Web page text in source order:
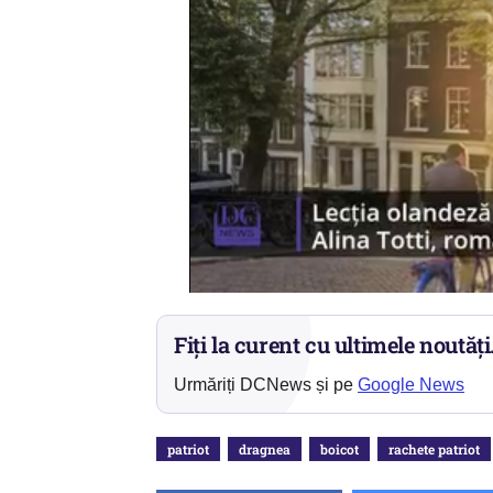
Fiți la curent cu ultimele
Urmăriți DCNews și pe Google News
patriot dragnea boicot rachete patriot